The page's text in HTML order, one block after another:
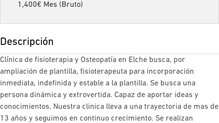
1,400€ Mes (Bruto)
Descripción
Clínica de fisioterapia y Osteopatía en Elche busca, por
ampliación de plantilla, fisioterapeuta para incorporación
inmediata, indefinida y estable a la plantilla. Se busca una
persona dinámica y extrovertida. Capaz de aportar ideas y
conocimientos. Nuestra clinica lleva a una trayectoria de mas de
13 años y seguimos en continuo crecimiento. Se realizan